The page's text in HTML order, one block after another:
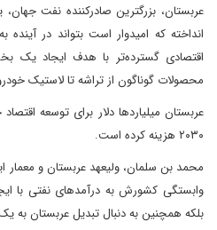
عربستان، بزرگترین صادرکننده نفت
انداخته که امیدوار است بتواند در
اقتصادی گسترده‌تر با هدف ایجاد
محصولات گوناگون از تراشه تا لاستیک‌
عربستان میلیاردها دلار برای توسعه
۲۰۳۰ هزینه کرده است.
محمد بن سلمان، ولیعهد عربستان و معمار
وابستگی کشورش به درآمد‌های نفتی
بلکه همچنین به دنبال تبدیل عربستان به